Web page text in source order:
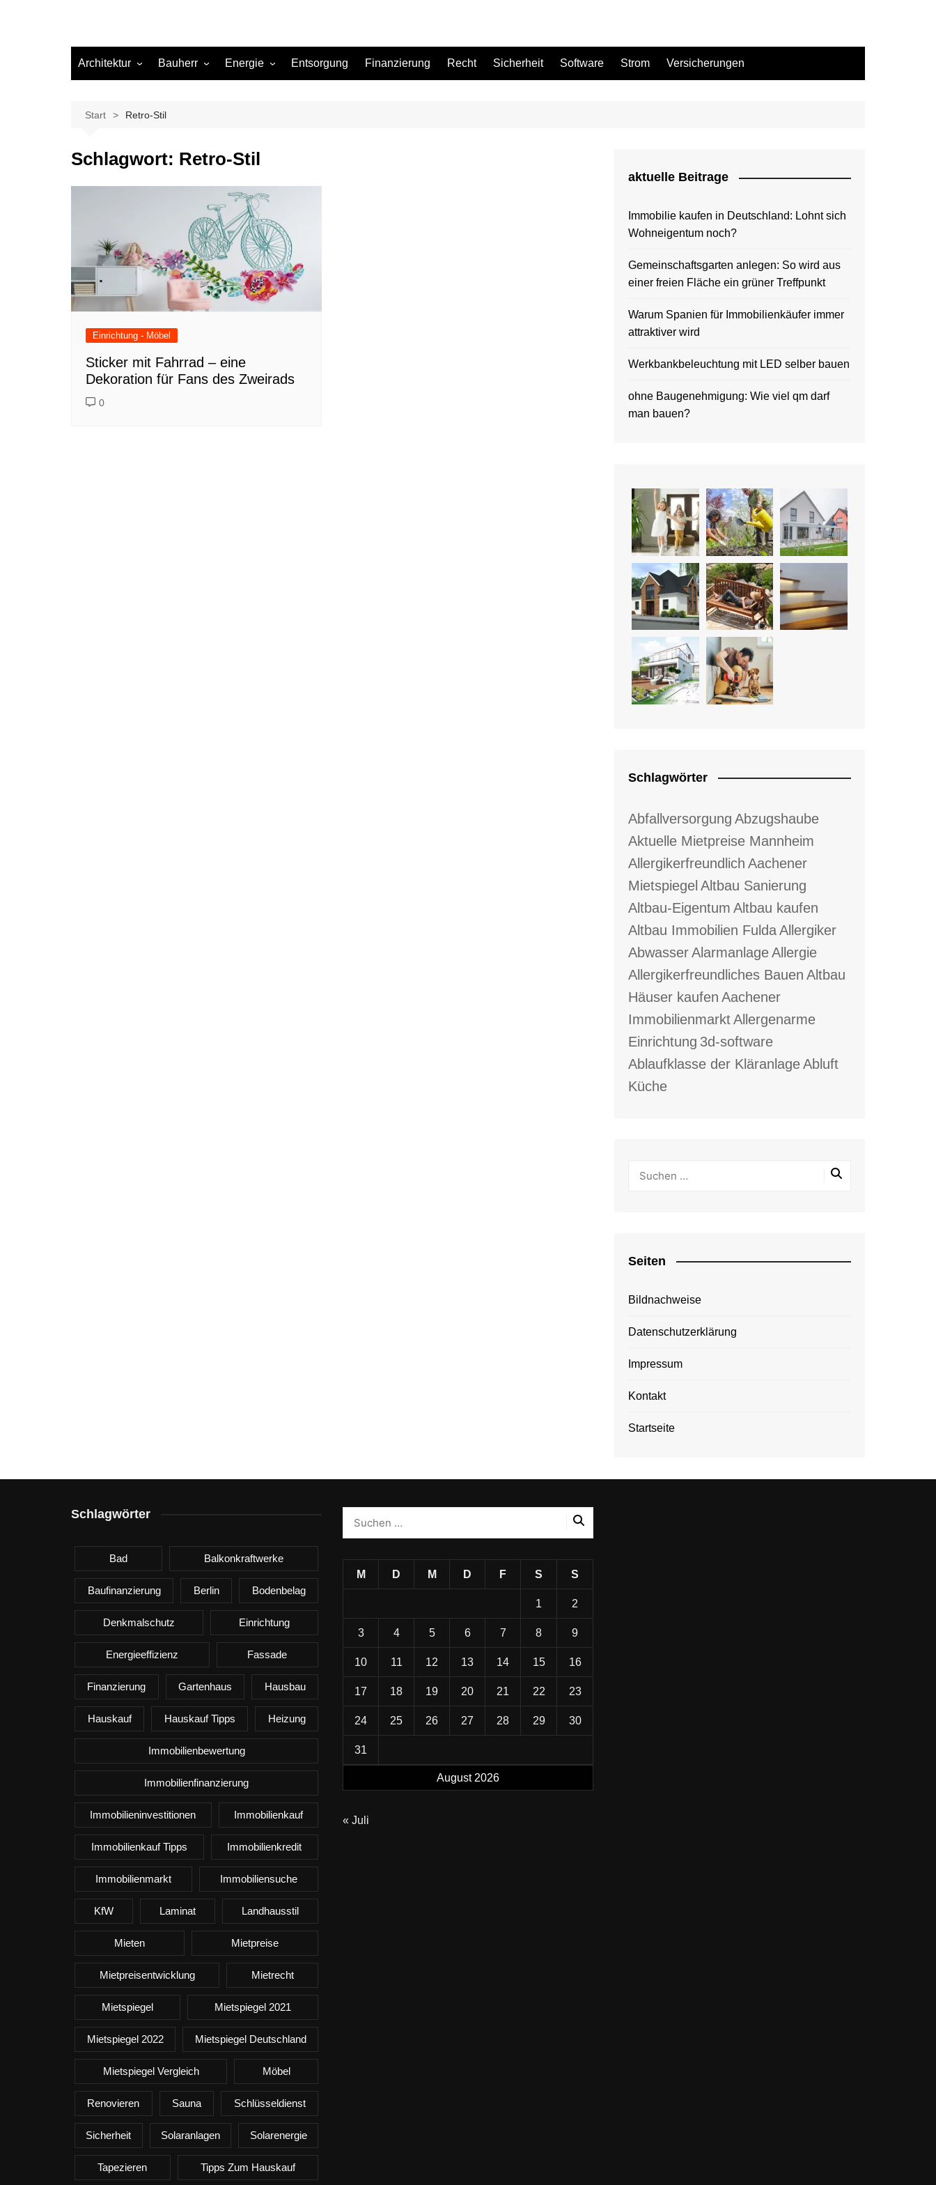
Architektur Bauherr
Beleuchtung
Garten
Materialien
Ökologisch bauen
Renovierung
Sanierung
Hygiene
Energie Entsorgung Finanzierung Recht Sicherheit Software Strom Versicherungen
Start Retro-Stil
Schlagwort: Retro-Stil
Einrichtung - Möbel
Sticker mit Fahrrad – eine
Dekoration für Fans des Zweirads
0
aktuelle Beitrage
Immobilie kaufen in Deutschland: Lohnt sich
Wohneigentum noch?
Gemeinschaftsgarten anlegen: So wird aus
einer freien Fläche ein grüner Treffpunkt
Warum Spanien für Immobilienkäufer immer
attraktiver wird
Werkbankbeleuchtung mit LED selber bauen
ohne Baugenehmigung: Wie viel qm darf
man bauen?
Schlagwörter
Abfallversorgung Abzugshaube
Aktuelle Mietpreise Mannheim
Allergikerfreundlich Aachener
Mietspiegel Altbau Sanierung
Altbau-Eigentum Altbau kaufen
Altbau Immobilien FuldaAllergiker
AbwasserAlarmanlageAllergie
Allergikerfreundliches Bauen Altbau
Häuser kaufen Aachener
ImmobilienmarktAllergenarme
Einrichtung 3d-software
Ablaufklasse der KläranlageAbluft
Küche
Seiten
Bildnachweise
Datenschutzerklärung
Impressum
Kontakt
Startseite
Schlagwörter
Bad Balkonkraftwerke
Baufinanzierung Berlin Bodenbelag
Denkmalschutz Einrichtung
Energieeffizienz Fassade
Finanzierung Gartenhaus Hausbau
Hauskauf Hauskauf Tipps Heizung
Immobilienbewertung
Immobilienfinanzierung
Immobilieninvestitionen Immobilienkauf
Immobilienkauf Tipps Immobilienkredit
Immobilienmarkt Immobiliensuche
KfW Laminat Landhausstil
Mieten Mietpreise
Mietpreisentwicklung Mietrecht
Mietspiegel Mietspiegel 2021
Mietspiegel 2022 Mietspiegel Deutschland
Mietspiegel Vergleich Möbel
Renovieren Sauna Schlüsseldienst
Sicherheit Solaranlagen Solarenergie
Tapezieren Tipps Zum Hauskauf
August 2026
M D M D F S S
1 2
3 4 5 6 7 8 9
10 11 12 13 14 15 16
17 18 19 20 21 22 23
24 25 26 27 28 29 30
31
« Juli